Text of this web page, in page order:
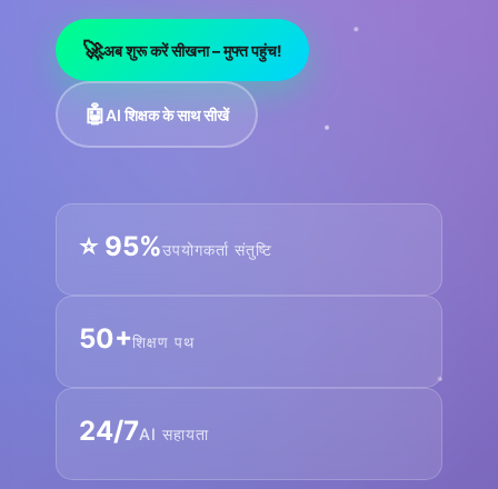
🚀अब शुरू करें सीखना – मुफ्त पहुंच!
🤖AI शिक्षक के साथ सीखें
⭐️ 95%उपयोगकर्ता संतुष्टि
50+शिक्षण पथ
24/7AI सहायता